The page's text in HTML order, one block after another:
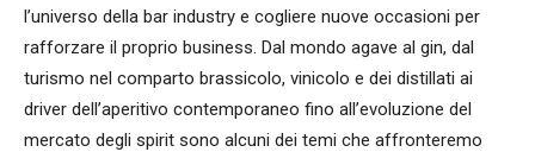
l’universo della bar industry e cogliere nuove occasioni per
rafforzare il proprio business. Dal mondo agave al gin, dal
turismo nel comparto brassicolo, vinicolo e dei distillati ai
driver dell’aperitivo contemporaneo fino all’evoluzione del
mercato degli spirit sono alcuni dei temi che affronteremo